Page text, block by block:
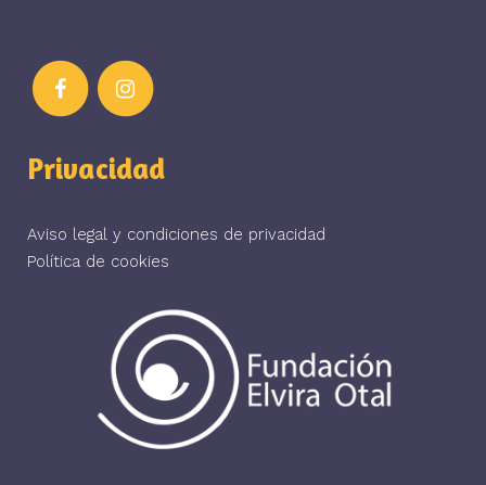
Privacidad
Aviso legal y condiciones de privacidad
Política de cookies